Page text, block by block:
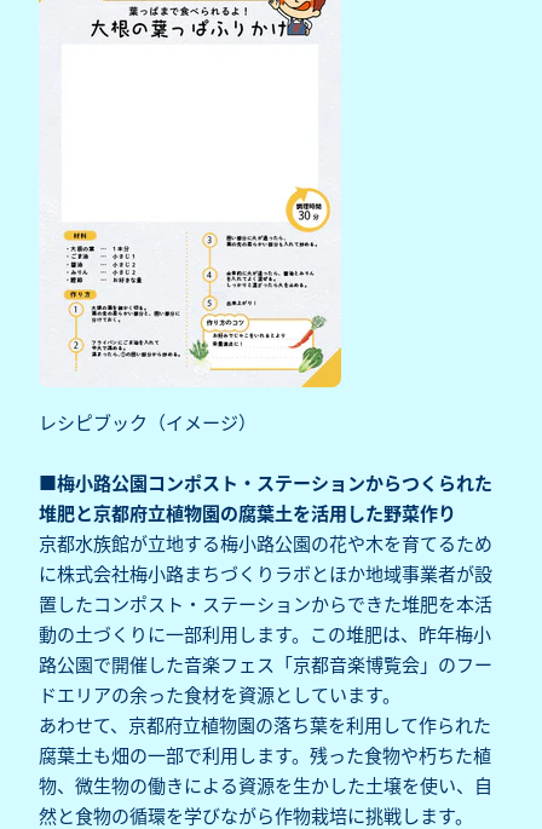
レシピブック（イメージ）
■梅小路公園コンポスト・ステーションからつくられた
堆肥と京都府立植物園の腐葉土を活用した野菜作り
京都水族館が立地する梅小路公園の花や木を育てるため
に株式会社梅小路まちづくりラボとほか地域事業者が設
置したコンポスト・ステーションからできた堆肥を本活
動の土づくりに一部利用します。この堆肥は、昨年梅小
路公園で開催した音楽フェス「京都音楽博覧会」のフー
ドエリアの余った食材を資源としています。
あわせて、京都府立植物園の落ち葉を利用して作られた
腐葉土も畑の一部で利用します。残った食物や朽ちた植
物、微生物の働きによる資源を生かした土壌を使い、自
然と食物の循環を学びながら作物栽培に挑戦します。